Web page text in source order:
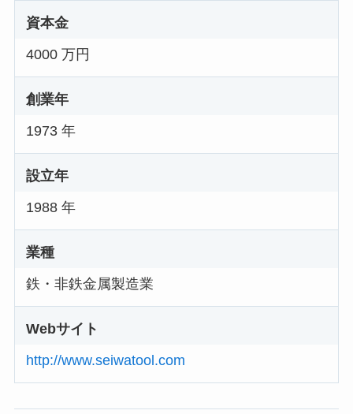
資本金
4000 万円
創業年
1973 年
設立年
1988 年
業種
鉄・非鉄金属製造業
Webサイト
http://www.seiwatool.com